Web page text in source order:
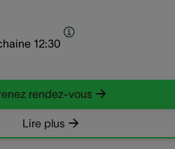
12:30
rendez-vous
Lire plus